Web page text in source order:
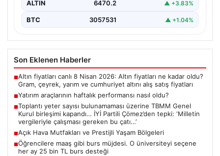
ALTIN 6470.2 ▲ +3.83%
BTC 3057531 ▲ +1.04%
Son Eklenen Haberler
■Altın fiyatları canlı 8 Nisan 2026: Altın fiyatları ne kadar oldu?
Gram, çeyrek, yarım ve cumhuriyet altını alış satış fiyatları
■Yatırım araçlarının haftalık performansı nasıl oldu?
■Toplantı yeter sayısı bulunamaması üzerine TBMM Genel
Kurul birleşimi kapandı… İYİ Partili Çömez’den tepki: ‘Milletin
vergileriyle çalışması gereken bu çatı…’
■Açık Hava Mutfakları ve Prestijli Yaşam Bölgeleri
■Öğrencilere maaş gibi burs müjdesi. O üniversiteyi seçene
her ay 25 bin TL burs desteği